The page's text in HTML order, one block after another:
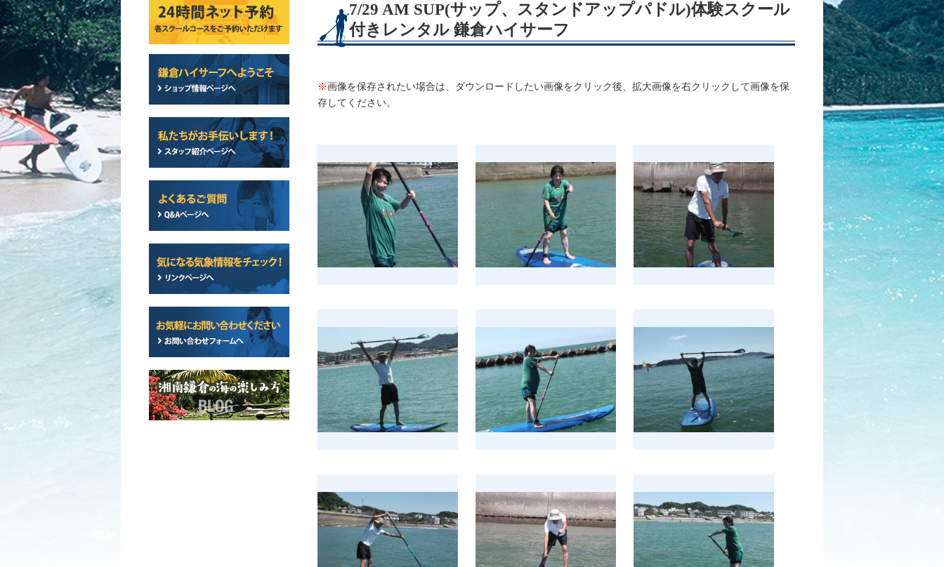
7/29 AM SUP(サップ、スタンドアップパドル)体験スクール
付きレンタル 鎌倉ハイサーフ
※画像を保存されたい場合は、ダウンロードしたい画像をクリック後、拡大画像を右クリックして画像を保
存してください。